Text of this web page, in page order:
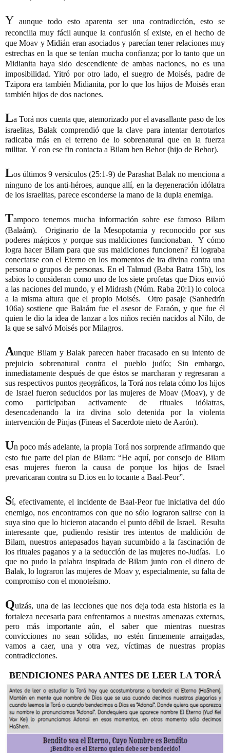
Y aunque todo esto aparenta ser una contradicción, esto se
reconcilia muy fácil aunque la confusión sí existe, en el hecho de
que Moav y Midián eran asociados y parecían tener relaciones muy
estrechas en la que se tenían mucha confianza; por lo tanto que un
Midianita haya sido descendiente de ambas naciones, no es una
imposibilidad. Yitró por otro lado, el suegro de Moisés, padre de
Tzipora era también Midianita, por lo que los hijos de Moisés eran
también hijos de dos naciones.
La Torá nos cuenta que, atemorizado por el avasallante paso de los
israelitas, Balak comprendió que la clave para intentar derrotarlos
radicaba más en el terreno de lo sobrenatural que en la fuerza
militar.  Y con ese fin contacta a Bilam ben Behor (hijo de Behor).
Los últimos 9 versículos (25:1-9) de Parashat Balak no menciona a
ninguno de los anti-héroes, aunque allí, en la degeneración idólatra
de los israelitas, parece esconderse la mano de la dupla enemiga.
Tampoco tenemos mucha información sobre ese famoso Bilam
(Balaám).  Originario de la Mesopotamia y reconocido por sus
poderes mágicos y porque sus maldiciones funcionaban.  Y cómo
logra hacer Bilam para que sus maldiciones funcionen? Él lograba
conectarse con el Eterno en los momentos de ira divina contra una
persona o grupos de personas. En el Talmud (Baba Batra 15b), los
sabios lo consideran como uno de los siete profetas que Dios envió
a las naciones del mundo, y el Midrash (Núm. Raba 20:1) lo coloca
a la misma altura que el propio Moisés.  Otro pasaje (Sanhedrín
106a) sostiene que Balaám fue el asesor de Faraón, y que fue él
quien le dio la idea de lanzar a los niños recién nacidos al Nilo, de
la que se salvó Moisés por Milagros.
Aunque Bilam y Balak parecen haber fracasado en su intento de
prejuicio sobrenatural contra el pueblo judío; Sin embargo,
inmediatamente después de que éstos se marcharan y regresaran a
sus respectivos puntos geográficos, la Torá nos relata cómo los hijos
de Israel fueron seducidos por las mujeres de Moav (Moav), y de
como participaban activamente de rituales idólatras,
desencadenando la ira divina solo detenida por la violenta
intervención de Pinjas (Fineas el Sacerdote nieto de Aarón).
Un poco más adelante, la propia Torá nos sorprende afirmando que
esto fue parte del plan de Bilam: “He aquí, por consejo de Bilam
esas mujeres fueron la causa de porque los hijos de Israel
prevaricaran contra su D.ios en lo tocante a Baal-Peor”.
Sí, efectivamente, el incidente de Baal-Peor fue iniciativa del dúo
enemigo, nos encontramos con que no sólo lograron salirse con la
suya sino que lo hicieron atacando el punto débil de Israel.  Resulta
interesante que, pudiendo resistir tres intentos de maldición de
Bilam, nuestros antepasados hayan sucumbido a la fascinación de
los rituales paganos y a la seducción de las mujeres no-Judías.  Lo
que no pudo la palabra inspirada de Bilam junto con el dinero de
Balak, lo lograron las mujeres de Moav y, especialmente, su falta de
compromiso con el monoteísmo.
Quizás, una de las lecciones que nos deja toda esta historia es la
fortaleza necesaria para enfrentarnos a nuestras amenazas externas,
pero más importante aún, el saber que mientras nuestras
convicciones no sean sólidas, no estén firmemente arraigadas,
vamos a caer, una y otra vez, víctimas de nuestras propias
contradicciones.
BENDICIONES PARA ANTES DE LEER LA TORÁ